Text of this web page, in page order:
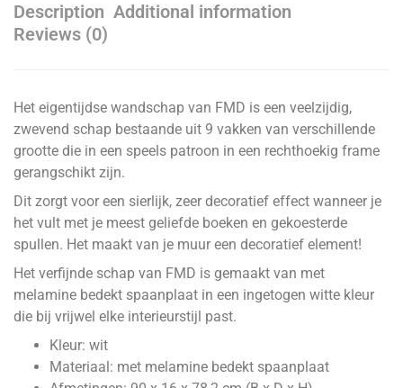
Description Additional information
Reviews (0)
Het eigentijdse wandschap van FMD is een veelzijdig,
zwevend schap bestaande uit 9 vakken van verschillende
grootte die in een speels patroon in een rechthoekig frame
gerangschikt zijn.
Dit zorgt voor een sierlijk, zeer decoratief effect wanneer je
het vult met je meest geliefde boeken en gekoesterde
spullen. Het maakt van je muur een decoratief element!
Het verfijnde schap van FMD is gemaakt van met
melamine bedekt spaanplaat in een ingetogen witte kleur
die bij vrijwel elke interieurstijl past.
Kleur: wit
Materiaal: met melamine bedekt spaanplaat